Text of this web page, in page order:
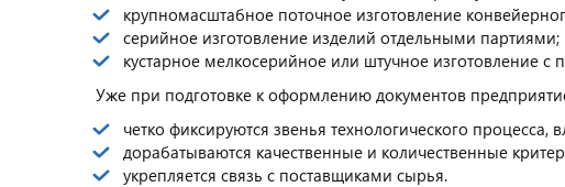
крупномасштабное поточное изготовление
серийное изготовление изделий отдельными партиями;
кустарное мелкосерийное или штучное изготовление с
Уже при подготовке к оформлению документов
четко фиксируются звенья технологического
дорабатываются качественные и количественные
укрепляется связь с поставщиками сырья.